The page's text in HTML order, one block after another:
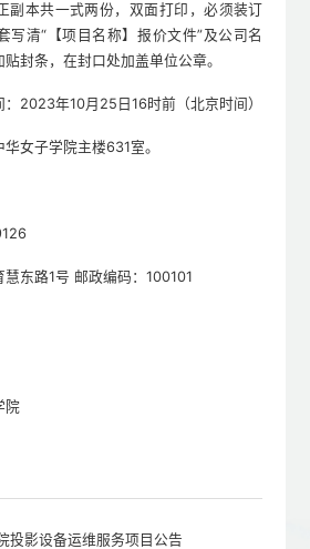
副本共一式两份，双面打印，必须装订
写清“【项目名称】报价文件”及公司名
封条，在封口处加盖单位公章。
2023年10月25日16时前（北京时间）
女子学院主楼631室。
东路1号 邮政编码：100101
院
投影设备运维服务项目公告